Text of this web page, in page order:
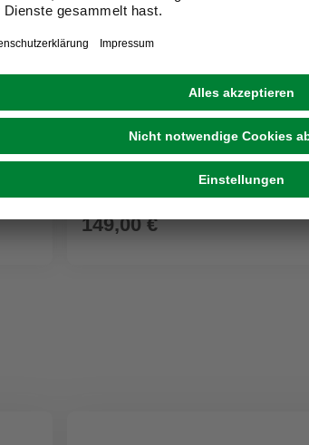
CAMPINGAZ
Gasgrill »TM- 400 Caravan
Grillfläche: ø 36 cm
149,00 €